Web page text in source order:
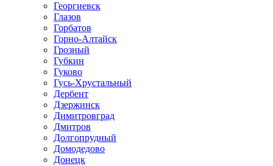
Георгиевск
Глазов
Горбатов
Горно-Алтайск
Грозный
Губкин
Гуково
Гусь-Хрустальный
Дербент
Дзержинск
Димитровград
Дмитров
Долгопрудный
Домодедово
Донецк